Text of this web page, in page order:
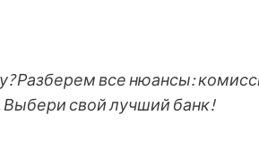
Разберем все нюансы:
Выбери свой лучший банк!